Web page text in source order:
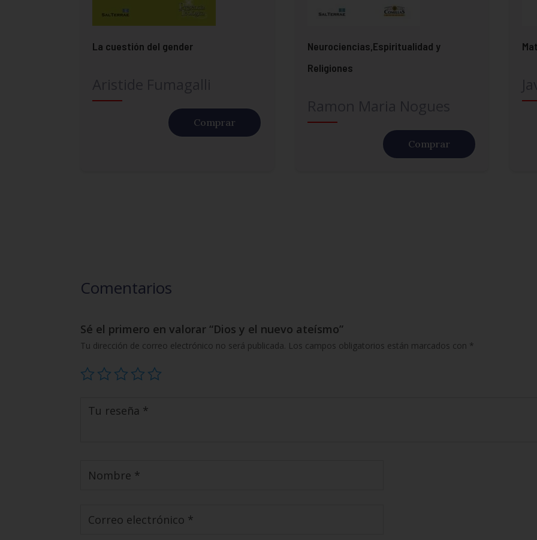
La cuestión del gender
Comprar
Neurociencias,Espiritualidad y
Religiones
Comprar
Comentarios
Sé el primero en valorar “Dios y el nuevo ateísmo”
Tu dirección de correo electrónico no será publicada. Los campos obligatorios están marcados con *